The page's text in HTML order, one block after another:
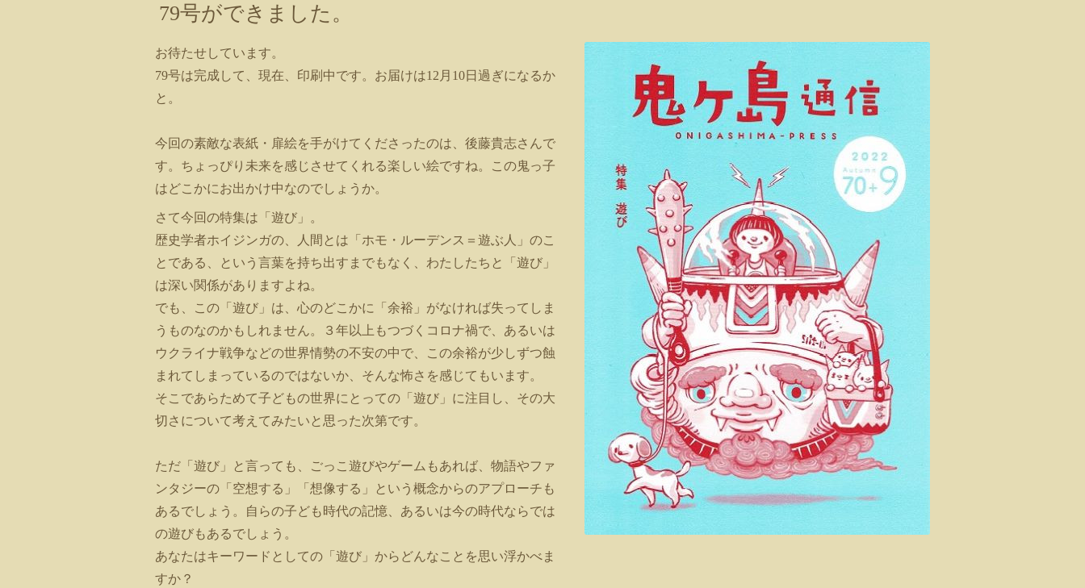
79号ができました。
お待たせしています。
79号は完成して、現在、印刷中です。お届けは12月10日過ぎになるか
と。
今回の素敵な表紙・扉絵を手がけてくださったのは、後藤貴志さんで
す。ちょっぴり未来を感じさせてくれる楽しい絵ですね。この鬼っ子
はどこかにお出かけ中なのでしょうか。
さて今回の特集は「遊び」。
歴史学者ホイジンガの、人間とは「ホモ・ルーデンス＝遊ぶ人」のこ
とである、という言葉を持ち出すまでもなく、わたしたちと「遊び」
は深い関係がありますよね。
でも、この「遊び」は、心のどこかに「余裕」がなければ失ってしま
うものなのかもしれません。３年以上もつづくコロナ禍で、あるいは
ウクライナ戦争などの世界情勢の不安の中で、この余裕が少しずつ蝕
まれてしまっているのではないか、そんな怖さを感じてもいます。
そこであらためて子どもの世界にとっての「遊び」に注目し、その大
切さについて考えてみたいと思った次第です。
ただ「遊び」と言っても、ごっこ遊びやゲームもあれば、物語やファ
ンタジーの「空想する」「想像する」という概念からのアプローチも
あるでしょう。
自らの子ども時代の記憶、あるいは今の時代ならでは
の遊びもあるでしょう。
あなたはキーワードとしての「遊び」からどんなことを思い浮かべま
すか？